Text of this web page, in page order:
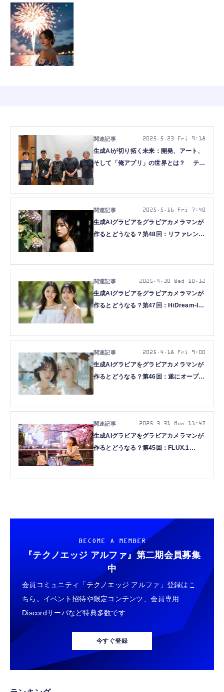
生成AIが切り拓く未来：開発、アート、
そして「俺アプリ」の世界とは？ テク
2025.5.23 Fri 9:18
生成AIグラビアをグラビアカメラマンが
作るとどうなる？第48回：リファレンス
2025.5.16 Fri 7:40
生成AIグラビアをグラビアカメラマンが
作るとどうなる？第47回：HiDream-I1-
2025.4.30 Wed 10:12
生成AIグラビアをグラビアカメラマンが
作るとどうなる？第46回：遂にオープン
2025.4.18 Fri 9:00
生成AIグラビアをグラビアカメラマンが
作るとどうなる？第45回：FLUX.1
2025.3.31 Mon 11:47
BECOME A MEMBER
『テクノエッジ アルファ』 第二期会員募集
中
会員コミュニティ「テクノエッジ アルファ」登録はこ
ちら。イベント招待や限定コンテンツ、会員専用
Discordサーバなど特典多数です
今すぐ登録